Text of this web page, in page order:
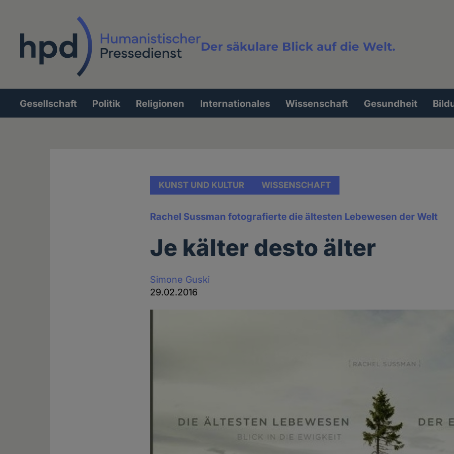
Der säkulare Blick auf die Welt.
Volltextsuche
Hauptnavigation
Gesellschaft Politik Religionen Internationales Wissenschaft Gesundheit
KUNST UND KULTUR WISSENSCHAFT
Rachel Sussman fotografierte die ältesten Lebewesen der Welt
Je kälter desto älter
Simone Guski
29.02.2016